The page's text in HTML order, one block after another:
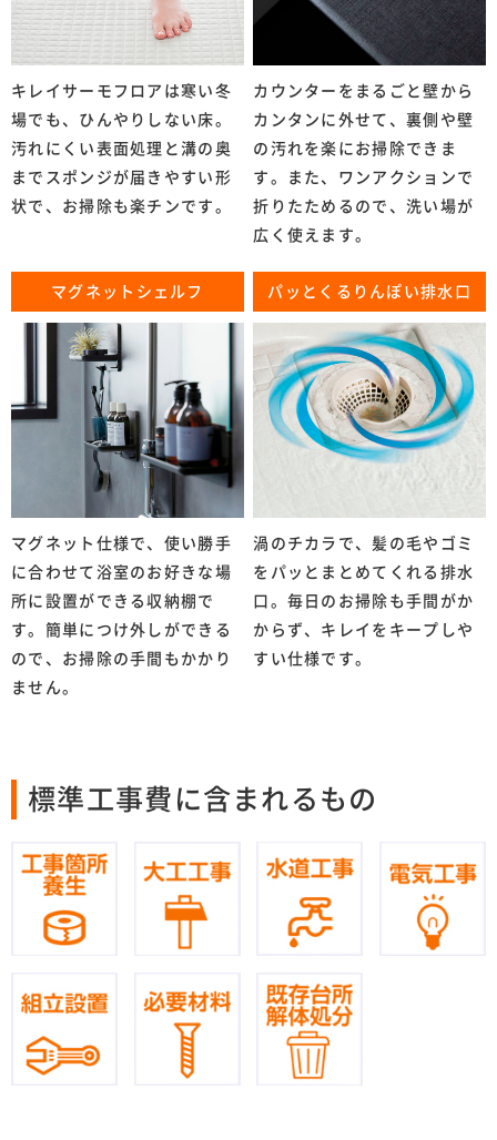
キレイサーモフロアは寒い冬
場でも、ひんやりしない床。
汚れにくい表面処理と溝の奥
までスポンジが届きやすい形
状で、お掃除も楽チンです。
カウンターをまるごと壁から
カンタンに外せて、裏側や壁
の汚れを楽にお掃除できま
す。また、ワンアクションで
折りたためるので、洗い場が
広く使えます。
マグネットシェルフ
マグネット仕様で、使い勝手
に合わせて浴室のお好きな場
所に設置ができる収納棚で
す。簡単につけ外しができる
ので、お掃除の手間もかかり
ません。
パッとくるりんぽい排水口
渦のチカラで、髪の毛やゴミ
をパッとまとめてくれる排水
口。毎日のお掃除も手間がか
からず、キレイをキープしや
すい仕様です。
標準工事費に含まれるもの